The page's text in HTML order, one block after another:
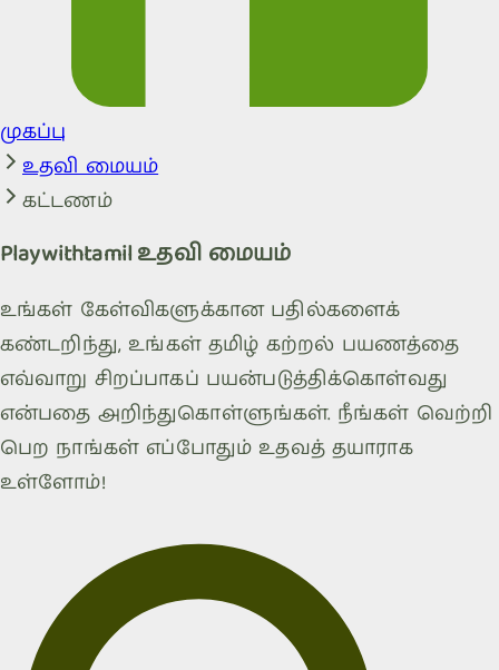
முகப்பு
உதவி மையம்
கட்டணம்
Playwithtamil உதவி மையம்
உங்கள் கேள்விகளுக்கான பதில்களைக்
கண்டறிந்து, உங்கள் தமிழ் கற்றல் பயணத்தை
எவ்வாறு சிறப்பாகப் பயன்படுத்திக்கொள்வது
என்பதை அறிந்துகொள்ளுங்கள். நீங்கள் வெற்றி
பெற நாங்கள் எப்போதும் உதவத் தயாராக
உள்ளோம்!